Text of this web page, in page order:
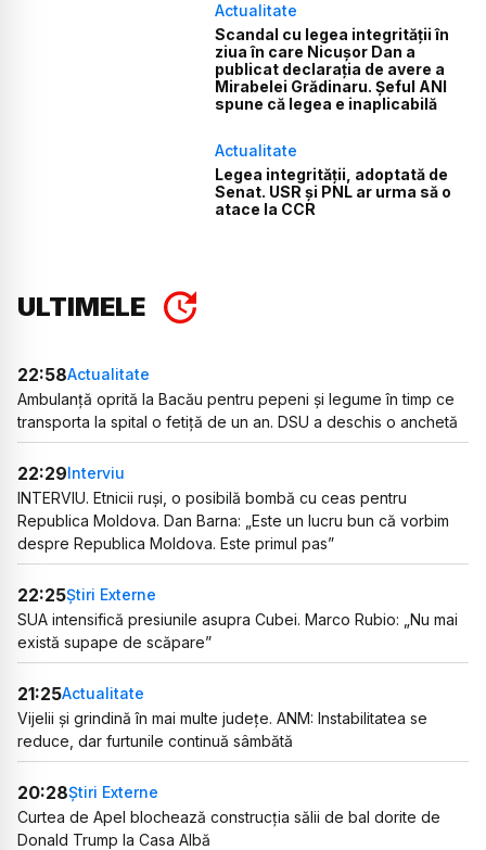
Actualitate
Scandal cu legea integrității în
ziua în care Nicușor Dan a
publicat declarația de avere a
Mirabelei Grădinaru. Șeful ANI
spune că legea e inaplicabilă
Actualitate
Legea integrității, adoptată de
Senat. USR și PNL ar urma să o
atace la CCR
ULTIMELE
22:58Actualitate
Ambulanță oprită la Bacău pentru pepeni și legume în timp ce
transporta la spital o fetiță de un an. DSU a deschis o anchetă
22:29Interviu
INTERVIU. Etnicii ruși, o posibilă bombă cu ceas pentru
Republica Moldova. Dan Barna: „Este un lucru bun că vorbim
despre Republica Moldova. Este primul pas”
22:25Știri Externe
SUA intensifică presiunile asupra Cubei. Marco Rubio: „Nu mai
există supape de scăpare”
21:25Actualitate
Vijelii și grindină în mai multe județe. ANM: Instabilitatea se
reduce, dar furtunile continuă sâmbătă
20:28Știri Externe
Curtea de Apel blochează construcția sălii de bal dorite de
Donald Trump la Casa Albă